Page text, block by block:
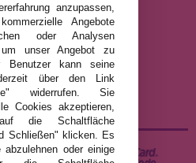
HINWEISE
RICHTLINIE
RÜCKGABE
/ WIDERRUF
anzupassen,
Angebote
oder Analysen
um unser Angebot zu
Benutzer kann seine
über den Link
widerrufen. Sie
Cookies akzeptieren,
die Schaltfläche
Schließen" klicken. Es
oder einige